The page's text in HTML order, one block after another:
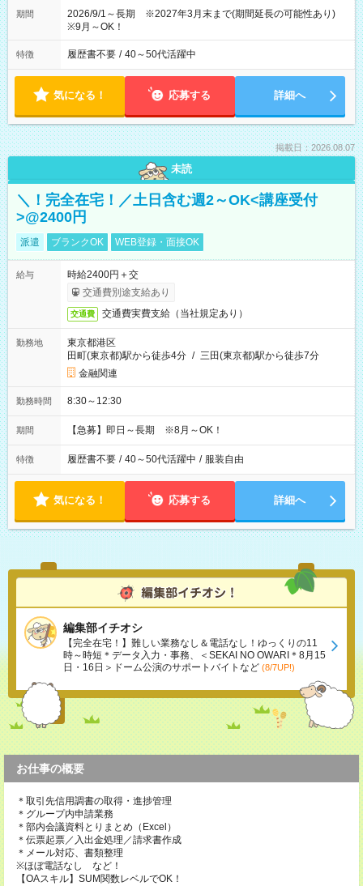
期間
2026/9/1～長期 ※2027年3月末まで(期間延長の可能性あり)
※9月～OK！
特徴 履歴書不要 / 40～50代活躍中
気になる！ 応募する 詳細へ
掲載日：2026.08.07
未読
＼！完全在宅！／土日含む週2～OK<講座受付
>@2400円
派遣 ブランクOK WEB登録・面接OK
給与
時給2400円＋交
交通費別途支給あり
交通費 交通費実費支給（当社規定あり）
勤務地
東京都港区
田町(東京都)駅から徒歩4分 / 三田(東京都)駅から徒歩7分
金融関連
勤務時間 8:30～12:30
期間 【急募】即日～長期 ※8月～OK！
特徴 履歴書不要 / 40～50代活躍中 / 服装自由
気になる！ 応募する 詳細へ
編集部イチオシ
【完全在宅！】難しい業務なし＆電話なし！ゆっくりの11
時～時短＊データ入力・事務、＜SEKAI NO OWARI＊8月15
日・16日＞ドーム公演のサポートバイトなど (8/7UP!)
お仕事の概要
＊取引先信用調書の取得・進捗管理
＊グループ内申請業務
＊部内会議資料とりまとめ（Excel）
＊伝票起票／入出金処理／請求書作成
＊メール対応、書類整理
※ほぼ電話なし など！
【OAスキル】SUM関数レベルでOK！